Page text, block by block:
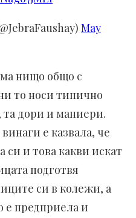
May
нищо общо с
то носи типично
дори и маниери.
е казвала, че
си и това какви искат
подготвя
си в колежи, а
предприела и